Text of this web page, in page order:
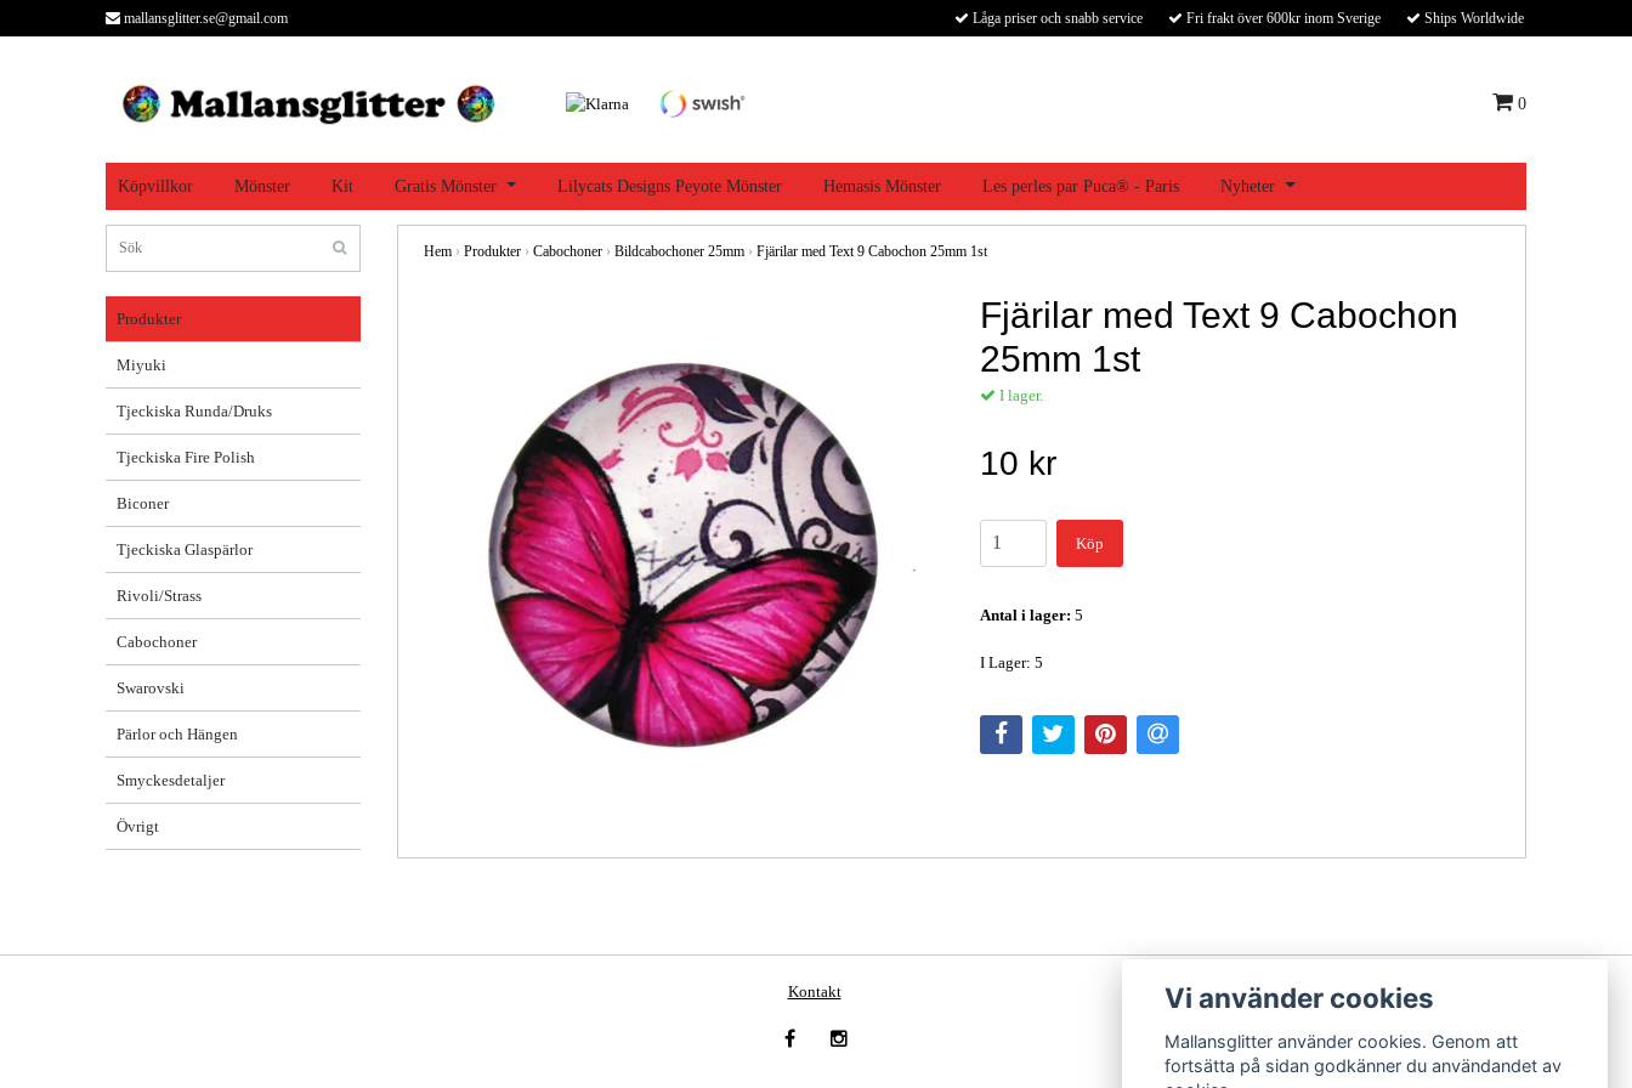
mallansglitter.se@gmail.com Låga priser och snabb service Fri frakt över 600kr inom Sverige Ships Worldwide
0
Köpvillkor Mönster Kit Gratis Mönster Lilycats Designs Peyote Mönster Hemasis Mönster Les perles par Puca® - Paris Nyheter
Produkter
Miyuki
Tjeckiska Runda/Druks
Tjeckiska Fire Polish
Biconer
Tjeckiska Glaspärlor
Rivoli/Strass
Cabochoner
Swarovski
Pärlor och Hängen
Smyckesdetaljer
Övrigt
Hem › Produkter › Cabochoner › Bildcabochoner 25mm › Fjärilar med Text 9 Cabochon 25mm 1st
Fjärilar med Text 9 Cabochon
25mm 1st
I lager.
10 kr
Köp
Antal i lager: 5
I Lager: 5
Kontakt Vi använder cookies
Mallansglitter använder cookies. Genom att
fortsätta på sidan godkänner du användandet av